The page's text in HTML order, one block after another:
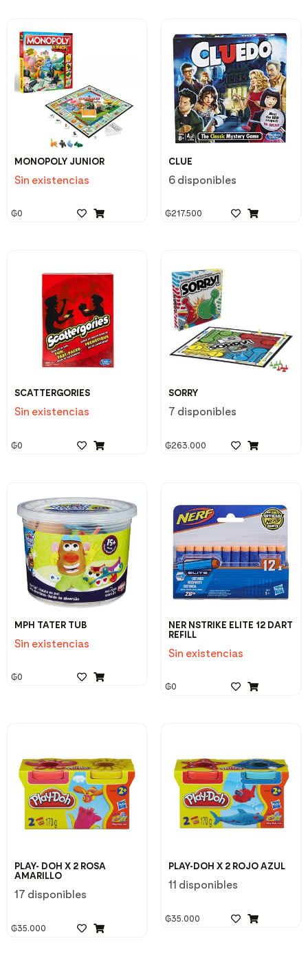
MONOPOLY JUNIOR
Sin existencias
₲0
CLUE
6 disponibles
₲217.500
SCATTERGORIES
Sin existencias
₲0
SORRY
7 disponibles
₲263.000
MPH TATER TUB
Sin existencias
₲0
NER NSTRIKE ELITE 12 DART
REFILL
Sin existencias
₲0
PLAY- DOH X 2 ROSA
AMARILLO
17 disponibles
₲35.000
PLAY-DOH X 2 ROJO AZUL
11 disponibles
₲35.000